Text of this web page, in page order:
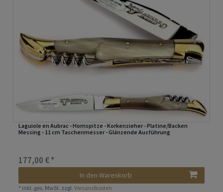
Laguiole en Aubrac - Hornspitze - Korkenzieher - Platine/Backen
Messing - 11 cm Taschenmesser - Glänzende Ausführung
177,00 € *
In den Warenkorb
* inkl. ges. MwSt. zzgl.Versandkosten